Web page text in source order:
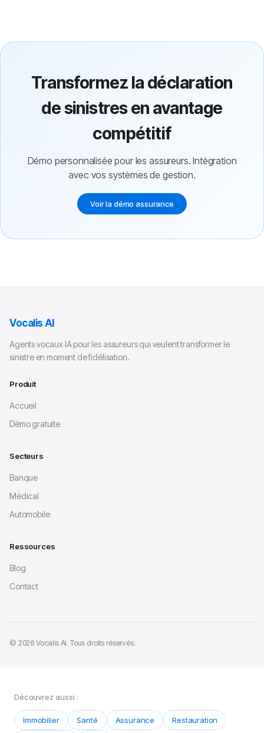
Transformez la déclaration
de sinistres en avantage
compétitif
Démo personnalisée pour les assureurs. Intégration
avec vos systèmes de gestion.
Voir la démo assurance
Vocalis AI
Agents vocaux IA pour les assureurs qui veulent transformer le
sinistre en moment de fidélisation.
Produit
Accueil
Démo gratuite
Secteurs
Banque
Médical
Automobile
Ressources
Blog
Contact
© 2026 Vocalis AI. Tous droits réservés.
Découvrez aussi :
Immobilier Santé Assurance Restauration